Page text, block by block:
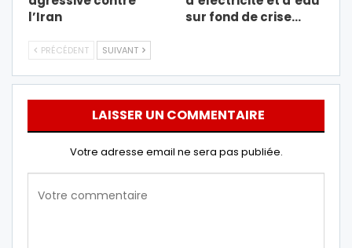
l’Iran
sur fond de crise…
PRÉCÉDENT SUIVANT
LAISSER UN COMMENTAIRE
Votre adresse email ne sera pas publiée.